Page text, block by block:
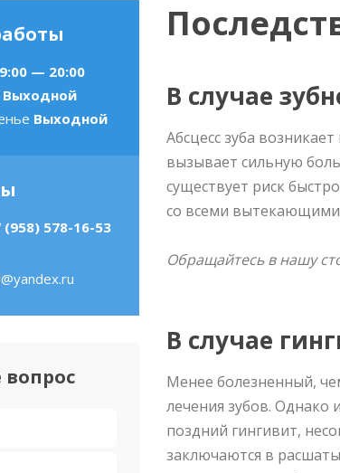
— 20:00
Выходной
Выходной
(958) 578-16-53
В случае
Абсцесс зуба
вызывает сильную
существует риск
со всеми
Обращайтесь в нашу
В случае
Менее болезненный,
лечения зубов. Однако
поздний гингивит,
заключаются в